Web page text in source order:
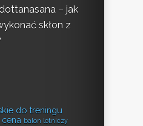
– jak
skłon z
do treningu
balon lotniczy